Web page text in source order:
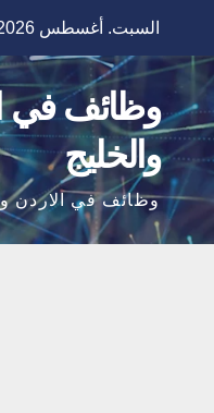
content
السبت. أغسطس 8th, 2026
وظائف في
والخليج
وظائف في الاردن